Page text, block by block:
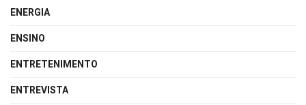
ENERGIA
ENSINO
ENTRETENIMENTO
ENTREVISTA